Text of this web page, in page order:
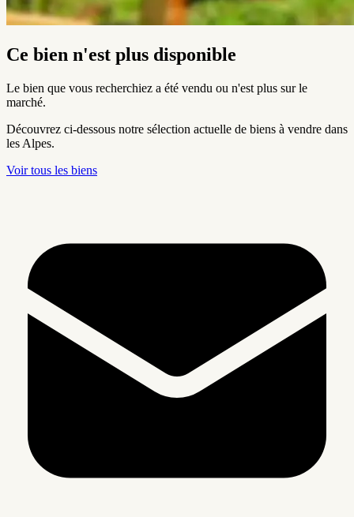
Ce bien n'est plus disponible
Le bien que vous recherchiez a été vendu ou n'est plus sur le
marché.
Découvrez ci-dessous notre sélection actuelle de biens à vendre dans
les Alpes.
Voir tous les biens